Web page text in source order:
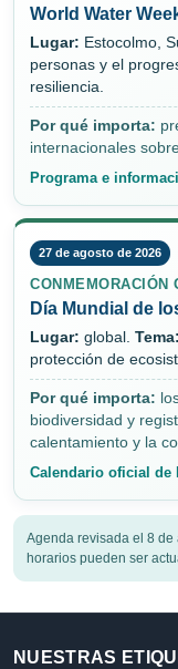
World Water
Lugar: Estocolmo,
personas y el
resiliencia.
Por qué importa:
internacionales
Programa e
27 de agosto de 2026
CONMEMORACIÓN
Día Mundial de
Lugar: global. Tema:
protección de
Por qué importa:
biodiversidad y
calentamiento y la
Calendario oficial de
Agenda revisada el 8
horarios pueden ser
NUESTRAS